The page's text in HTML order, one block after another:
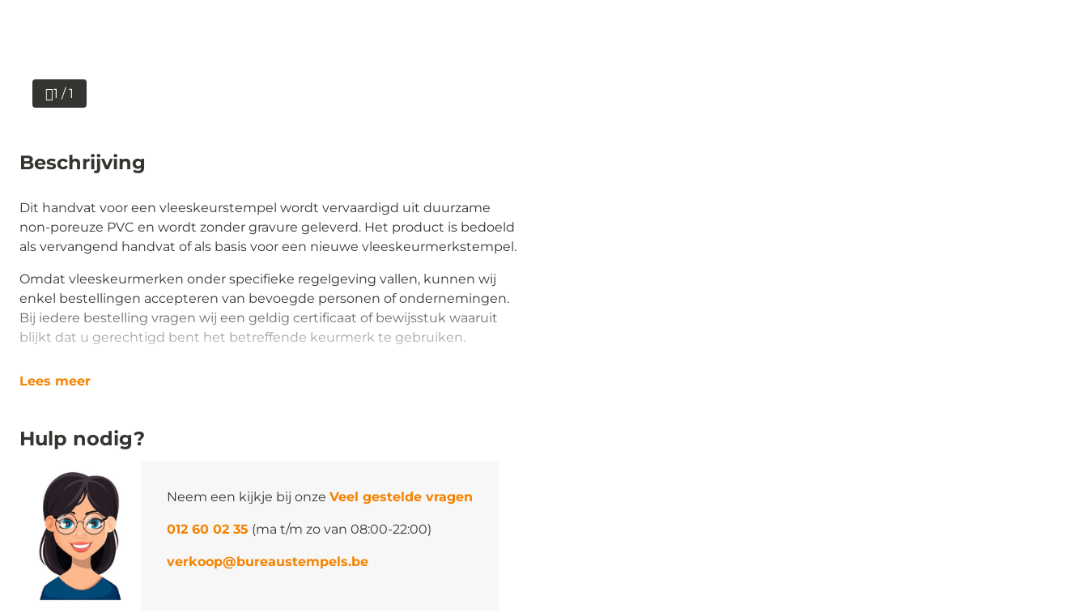
1 / 1
Beschrijving
Dit handvat voor een vleeskeurstempel wordt vervaardigd uit duurzame
non-poreuze PVC en wordt zonder gravure geleverd. Het product is bedoeld
als vervangend handvat of als basis voor een nieuwe vleeskeurmerkstempel.
Omdat vleeskeurmerken onder specifieke regelgeving vallen, kunnen wij
enkel bestellingen accepteren van bevoegde personen of ondernemingen.
Bij iedere bestelling vragen wij een geldig certificaat of bewijsstuk waaruit
blijkt dat u gerechtigd bent het betreffende keurmerk te gebruiken.
Lees meer
Hulp nodig?
Neem een kijkje bij onze Veel gestelde vragen
012 60 02 35 (ma t/m zo van 08:00-22:00)
verkoop@bureaustempels.be